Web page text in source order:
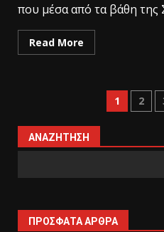
που μέσα από τα βάθη της
Read More
1 2
ΑΝΑΖΉΤΗΣΗ
ΠΡΌΣΦΑΤΑ ΆΡΘΡΑ